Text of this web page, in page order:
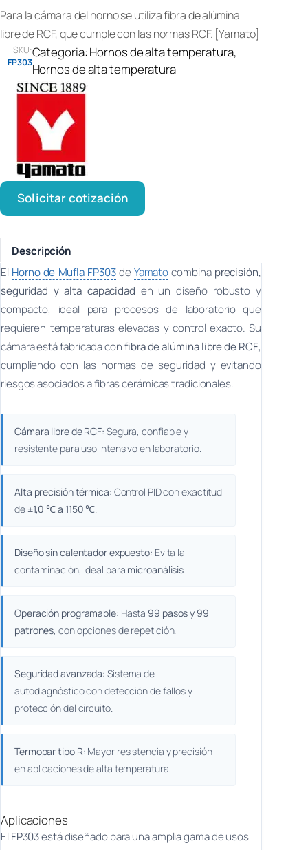
Para la cámara del horno se utiliza fibra de alúmina
libre de RCF, que cumple con las normas RCF. [Yamato]
SKU:
FP303
Categoria:Hornos de alta temperatura
Hornos de alta temperatura
Solicitar cotización
Descripción
El Horno de Mufla FP303de Yamatocombina precisión,
seguridad y alta capacidad en un diseño robusto y
compacto, ideal para procesos de laboratorio que
requieren temperaturas elevadas y control exacto. Su
cámara está fabricada confibra de alúmina libre de RCF,
cumpliendo con las normas de seguridad y evitando
riesgos asociados a fibras cerámicas tradicionales.
Cámara libre de RCF: Segura, confiable y
resistente para uso intensivo en laboratorio.
Alta precisión térmica: Control PID con exactitud
de±1,0 ℃ a 1150 ℃
Diseño sin calentador expuesto: Evita la
contaminación, ideal para microanálisis
Operación programable: Hasta 99 pasos y 99
patrones, con opciones de repetición.
Seguridad avanzada: Sistema de
autodiagnóstico con detección de fallos y
protección del circuito.
Termopar tipo R: Mayor resistencia y precisión
en aplicaciones de alta temperatura.
Aplicaciones
El FP303está diseñado para una amplia gama de usos